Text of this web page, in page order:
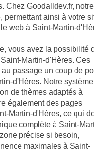
Chez Goodalldev.fr, notre
permettant ainsi à votre
web à Saint-Martin-
vous avez la possibilité
Martin-d'Hères. Ces
passage un coup de
d'Hères. Notre système
de thèmes adaptés à
également des pages
Martin-d'Hères, ce qui
complète à Saint-
précise si besoin,
maximales à Saint-